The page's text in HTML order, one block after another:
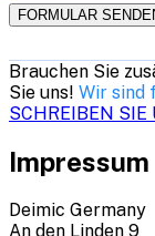
FORMULAR
Brauchen Sie
Sie uns! Wir sind
SCHREIBEN SIE
Impressum
Deimic Germany
An den Linden 9